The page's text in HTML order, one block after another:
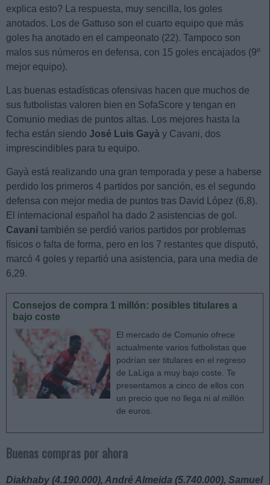
explica esto? La respuesta, muy sencilla, los goles
anotados. Los de Gattuso son el cuarto equipo que más
goles ha anotado en el campeonato (22). Tampoco son
malos sus números en defensa, con 15 goles encajados (9º
mejor equipo).
Las buenas estadísticas ofensivas hacen que muchos de
sus futbolistas valoren bien en SofaScore y tengan en
Comunio medias de puntos altas. Los mejores hasta la
fecha están siendo José Luis Gayà y Cavani, dos
imprescindibles para tu equipo.
Gayà está realizando una gran temporada y pese a haberse
perdido los primeros 4 partidos por sanción, es el segundo
defensa con mejor media de puntos tras David López (6,8).
El internacional español ha dado 2 asistencias de gol.
Cavani también se perdió varios partidos por problemas
físicos o falta de forma, pero en los 7 restantes que disputó,
marcó 4 goles y repartió una asistencia, para una media de
6,29.
Consejos de compra 1 millón: posibles titulares a
bajo coste
El mercado de Comunio ofrece
actualmente varios futbolistas que
podrían ser titulares en el regreso
de LaLiga a muy bajo coste. Te
presentamos a cinco de ellos con
un precio que no llega ni al millón
de euros.
Buenas compras por ahora
Diakhaby (4.190.000), André Almeida (5.740.000), Samuel